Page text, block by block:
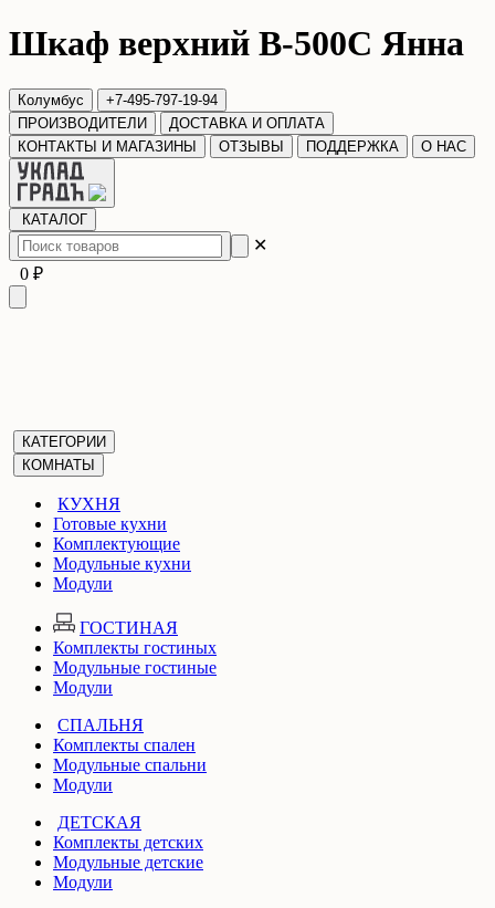
Шкаф верхний В-500С Янна
Колумбус
+7-495-797-19-94
ПРОИЗВОДИТЕЛИ
ДОСТАВКА И ОПЛАТА
КОНТАКТЫ И МАГАЗИНЫ
ОТЗЫВЫ ПОДДЕРЖКА О НАС
КАТАЛОГ
✕
0 ₽
КАТЕГОРИИ
КОМНАТЫ
КУХНЯ
Готовые кухни
Комплектующие
Модульные кухни
Модули
ГОСТИНАЯ
Комплекты гостиных
Модульные гостиные
Модули
СПАЛЬНЯ
Комплекты спален
Модульные спальни
Модули
ДЕТСКАЯ
Комплекты детских
Модульные детские
Модули